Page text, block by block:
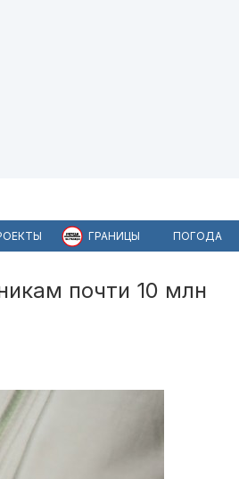
ГРАНИЦЫ ПОГОДА
почти 10 млн